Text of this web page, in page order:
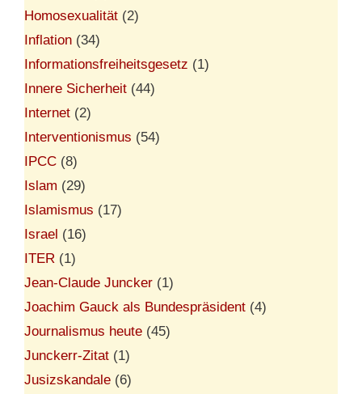
Homosexualität (2)
Inflation (34)
Informationsfreiheitsgesetz (1)
Innere Sicherheit (44)
Internet (2)
Interventionismus (54)
IPCC (8)
Islam (29)
Islamismus (17)
Israel (16)
ITER (1)
Jean-Claude Juncker (1)
Joachim Gauck als Bundespräsident (4)
Journalismus heute (45)
Junckerr-Zitat (1)
Jusizskandale (6)